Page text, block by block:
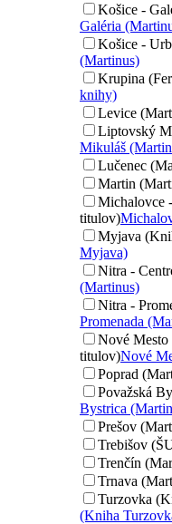
Košice -
Galéria
Košice -
(Martinus)
Krupina
knihy)
Levice
Liptovský
Mikuláš
Lučenec
Martin
Michalovce
titulov)
Myjava
Myjava)
Nitra -
(Martinus)
Nitra -
Promenada
Nové
titulov)Nové
Poprad
Považská
Bystrica
Prešov
Trebišov
Trenčín
Trnava
Turzovka
(Kniha